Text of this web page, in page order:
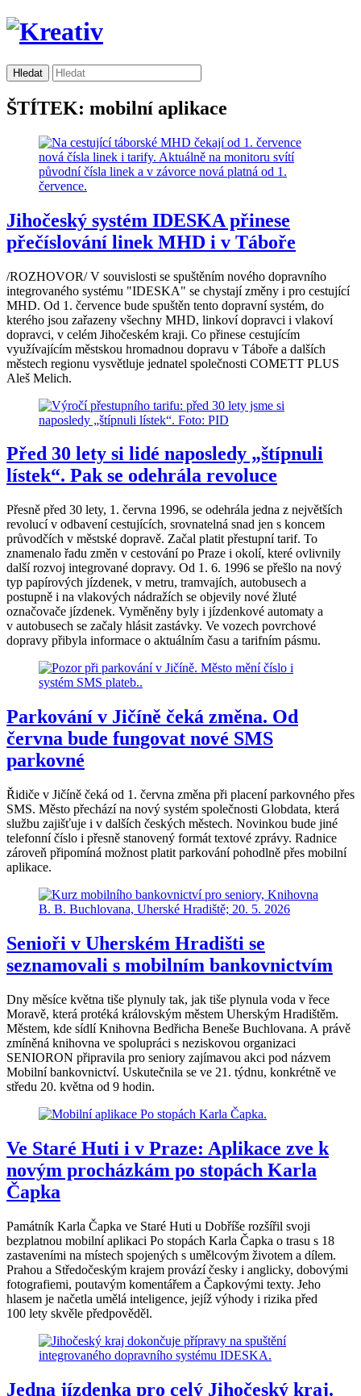
ŠTÍTEK: mobilní aplikace
Jihočeský systém IDESKA přinese
přečíslování linek MHD i v Táboře
/ROZHOVOR/ V souvislosti se spuštěním nového dopravního
integrovaného systému "IDESKA" se chystají změny i pro cestující
MHD. Od 1. července bude spuštěn tento dopravní systém, do
kterého jsou zařazeny všechny MHD, linkoví dopravci i vlakoví
dopravci, v celém Jihočeském kraji. Co přinese cestujícím
využívajícím městskou hromadnou dopravu v Táboře a dalších
městech regionu vysvětluje jednatel společnosti COMETT PLUS
Aleš Melich.
Před 30 lety si lidé naposledy „štípnuli
lístek“. Pak se odehrála revoluce
Přesně před 30 lety, 1. června 1996, se odehrála jedna z největších
revolucí v odbavení cestujících, srovnatelná snad jen s koncem
průvodčích v městské dopravě. Začal platit přestupní tarif. To
znamenalo řadu změn v cestování po Praze i okolí, které ovlivnily
další rozvoj integrované dopravy. Od 1. 6. 1996 se přešlo na nový
typ papírových jízdenek, v metru, tramvajích, autobusech a
postupně i na vlakových nádražích se objevily nové žluté
označovače jízdenek. Vyměněny byly i jízdenkové automaty a
v autobusech se začaly hlásit zastávky. Ve vozech povrchové
dopravy přibyla informace o aktuálním času a tarifním pásmu.
Parkování v Jičíně čeká změna. Od
června bude fungovat nové SMS
parkovné
Řidiče v Jičíně čeká od 1. června změna při placení parkovného přes
SMS. Město přechází na nový systém společnosti Globdata, která
službu zajišťuje i v dalších českých městech. Novinkou bude jiné
telefonní číslo i přesně stanovený formát textové zprávy. Radnice
zároveň připomíná možnost platit parkování pohodlně přes mobilní
aplikace.
Senioři v Uherském Hradišti se
seznamovali s mobilním bankovnictvím
Dny měsíce května tiše plynuly tak, jak tiše plynula voda v řece
Moravě, která protéká královským městem Uherským Hradištěm.
Městem, kde sídlí Knihovna Bedřicha Beneše Buchlovana. A právě
zmíněná knihovna ve spolupráci s neziskovou organizaci
SENIORON připravila pro seniory zajímavou akci pod názvem
Mobilní bankovnictví. Uskutečnila se ve 21. týdnu, konkrétně ve
středu 20. května od 9 hodin.
Ve Staré Huti i v Praze: Aplikace zve k
novým procházkám po stopách Karla
Čapka
Památník Karla Čapka ve Staré Huti u Dobříše rozšířil svoji
bezplatnou mobilní aplikaci Po stopách Karla Čapka o trasu s 18
zastaveními na místech spojených s umělcovým životem a dílem.
Prahou a Středočeským krajem provází česky i anglicky, dobovými
fotografiemi, poutavým komentářem a Čapkovými texty. Jeho
hlasem je načetla umělá inteligence, jejíž výhody i rizika před
100 lety skvěle předpověděl.
Jedna jízdenka pro celý Jihočeský kraj.